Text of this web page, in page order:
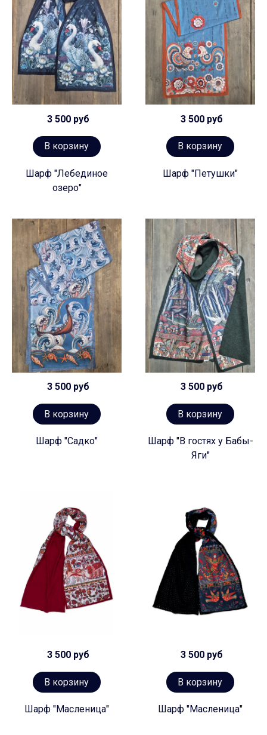
3 500 руб
В корзину
Шарф "Лебединое
озеро"
3 500 руб
В корзину
Шарф "Петушки"
3 500 руб
В корзину
Шарф "Садко"
3 500 руб
В корзину
Шарф "В гостях у Бабы-
Яги"
3 500 руб
В корзину
Шарф "Масленица"
3 500 руб
В корзину
Шарф "Масленица"